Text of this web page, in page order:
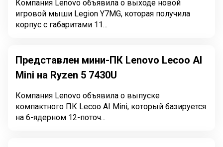
Компания Lenovo объявила о выходе новой
игровой мыши Legion Y7MG, которая получила
корпус с габаритами 11...
Представлен мини-ПК Lenovo Lecoo AI
Mini на Ryzen 5 7430U
Компания Lenovo объявила о выпуске
компактного ПК Lecoo AI Mini, который базируется
на 6-ядерном 12-поточ...